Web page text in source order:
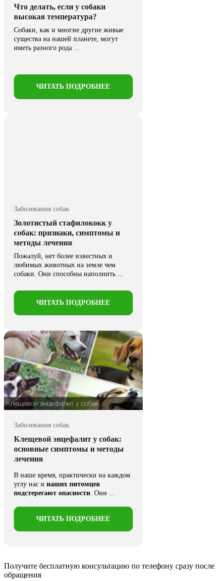
Что делать, если у собаки
высокая температура?
Собаки, как и многие другие живые
существа на нашей планете, могут
иметь разного рода ...
ЧИТАТЬ ПОДРОБНЕЕ
Заболевания собак
Золотистый стафилококк у
собак: признаки, симптомы и
методы лечения
Пожалуй, нет более известных и
любимых животных на земле чем
собаки. Они способны наполнить ...
ЧИТАТЬ ПОДРОБНЕЕ
Заболевания собак
Клещевой энцефалит у собак:
основные симптомы и методы
лечения
В наше время, практически на каждом
углу нас и наших питомцев
подстерегают опасности. Они ...
ЧИТАТЬ ПОДРОБНЕЕ
Получите бесплатную консультацию по телефону сразу после
обращения